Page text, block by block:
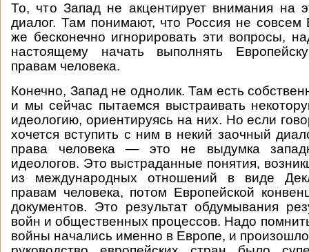
То, что Запад не акцентирует внимания
диалог. Там понимают, что Россия не совсем
же бесконечно игнорировать эти вопросы,
настоящему начать выполнять
правам человека.
Конечно, Запад не однолик. Там есть
и мы сейчас пытаемся выстраивать
идеологию, ориентируясь на них. Но если
хочется вступить с ним в некий заочный
права человека — это не выдумка
идеологов. Это выстраданные понятия,
из международных отношений в виде
правам человека, потом Европейской
документов. Это результат обдумывания
войн и общественных процессов. Надо
войны начались именно в Европе, и произошло